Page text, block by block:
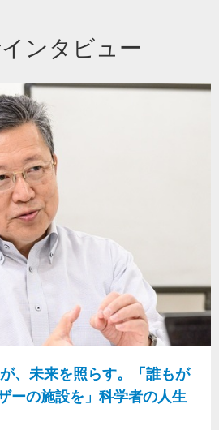
ンタビュー
、未来を照らす。「誰もが
ーの施設を」科学者の人生